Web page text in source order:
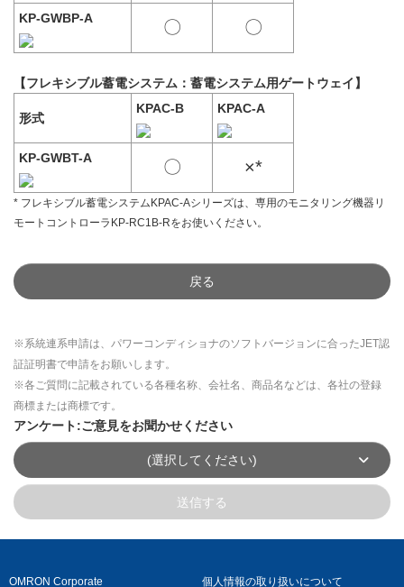
KP-GWBP-A 〇 〇
【フレキシブル蓄電システム：蓄電システム用ゲートウェイ】
形式
KPAC-B KPAC-A
KP-GWBT-A 〇 ×*
* フレキシブル蓄電システムKPAC-Aシリーズは、専用のモニタリング機器リ
モートコントローラKP-RC1B-Rをお使いください。
戻る
※系統連系申請は、パワーコンディショナのソフトバージョンに合ったJET認
証証明書で申請をお願いします。
※各ご質問に記載されている各種名称、会社名、商品名などは、各社の登録
商標または商標です。
アンケート:ご意見をお聞かせください
(選択してください)
送信する
OMRON Corporate 個人情報の取り扱いについて